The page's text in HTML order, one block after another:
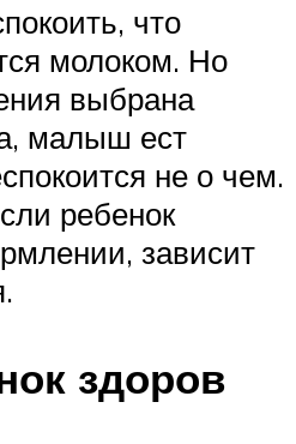
что
молоком. Но
выбрана
малыш ест
не о чем.
ребенок
зависит
здоров